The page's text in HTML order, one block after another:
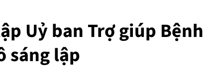
Uỷ ban Trợ giúp Bệnh
sáng lập